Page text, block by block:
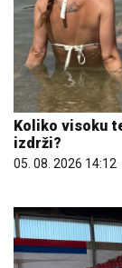
Koliko visoku
izdrži?
05. 08. 2026 14:12